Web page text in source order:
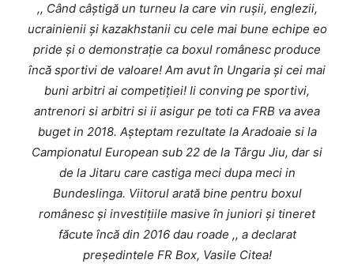
,, Când câștigă un turneu la care vin rușii, englezii,
ucrainienii și kazakhstanii cu cele mai bune echipe eo
pride și o demonstrație ca boxul românesc produce
încă sportivi de valoare! Am avut în Ungaria și cei mai
buni arbitri ai competiției! Ii conving pe sportivi,
antrenori si arbitri si ii asigur pe toti ca FRB va avea
buget in 2018. Așteptam rezultate la Aradoaie si la
Campionatul European sub 22 de la Târgu Jiu, dar si
de la Jitaru care castiga meci dupa meci in
Bundeslinga. Viitorul arată bine pentru boxul
românesc și investițiile masive în juniori și tineret
făcute încă din 2016 dau roade ,, a declarat
președintele FR Box, Vasile Citea!